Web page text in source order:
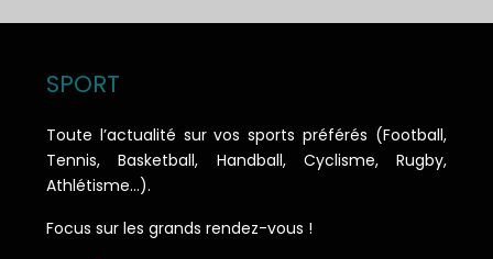
SPORT
Toute l’actualité sur vos sports préférés (Football,
Tennis, Basketball, Handball, Cyclisme, Rugby,
Athlétisme…).
Focus sur les grands rendez-vous !